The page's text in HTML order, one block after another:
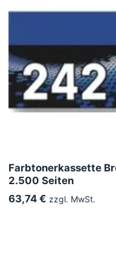
Farbtonerkassette
2.500 Seiten
63,74 € zzgl. MwSt.